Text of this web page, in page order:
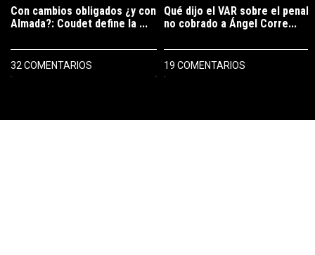
Con cambios obligados ¿y con
Almada?: Coudet define la ...
32 COMENTARIOS
Qué dijo el VAR sobre el penal
no cobrado a Ángel Corre...
19 COMENTARIOS